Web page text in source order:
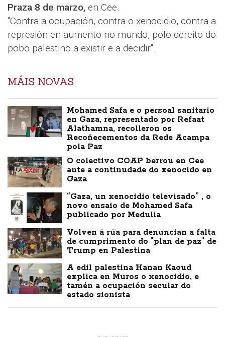
Praza 8 de marzo, en Cee.
"Contra a ocupación, contra o xenocidio, contra a
represión en aumento no mundo, polo dereito do
pobo palestino a existir e a decidir".
MÁIS NOVAS
Mohamed Safa e o persoal sanitario
en Gaza, representado por Refaat
Alathamna, recolleron os
Recoñecementos da Rede Acampa
pola Paz
O colectivo COAP berrou en Cee
ante a continudade do xenocido en
Gaza
“Gaza, un xenocidio televisado” , o
novo ensaio de Mohamed Safa
publicado por Medulia
Volven á rúa para denuncian a falta
de cumprimento do "plan de paz" de
Trump en Palestina
A edil palestina Hanan Kaoud
explica en Muros o xenocidio, e
tamén a ocupación secular do
estado sionista